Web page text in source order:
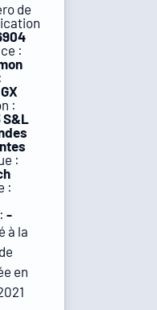
de
:
:
S&L
:
:
-
à la
en